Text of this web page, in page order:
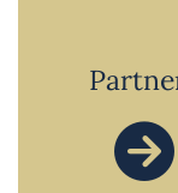
